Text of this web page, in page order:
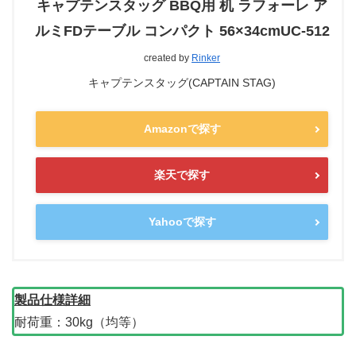
キャプテンスタッグ BBQ用 机 ラフォーレ ア
ルミFDテーブル コンパクト 56×34cmUC-512
created by Rinker
キャプテンスタッグ(CAPTAIN STAG)
Amazonで探す
楽天で探す
Yahooで探す
製品仕様詳細
耐荷重：30kg（均等）